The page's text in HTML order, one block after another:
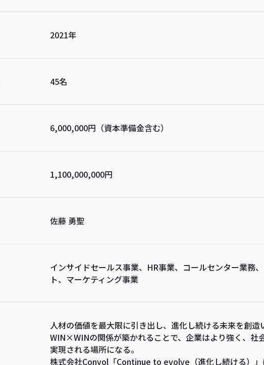
2021年
45名
6,000,000円（資本準備金含む）
1,100,000,000円
佐藤 勇聖
インサイドセールス事業、HR事業、コールセンター業務
ト、マーケティング事業
人材の価値を最大限に引き出し、進化し続ける未来を創造
WIN×WINの関係が築かれることで、企業はより強く、社
実現される場所になる。
株式会社Convol「Continue to evolve（進化し続ける）